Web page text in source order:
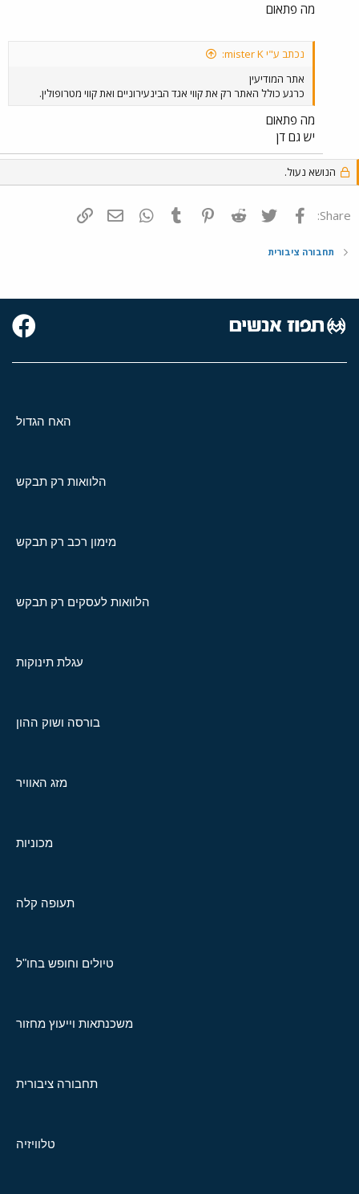
מה פתאום
נכתב ע"י mister K:
אתר המודיעין
כרגע כולל האתר רק את קווי אגד הבינעירוניים ואת קווי מטרופולין.
מה פתאום
יש גם דן
הנושא נעול.
Share: פייסבוק Twitter
Reddit
Pinterest
Tumblr
WhatsAppדואר אלקטרוני
תחבורה ציבורית
האח הגדול
הלוואות רק תבקש
מימון רכב רק תבקש
הלוואות לעסקים רק תבקש
עגלת תינוקות
בורסה ושוק ההון
מזג האוויר
מכוניות
תעופה קלה
טיולים וחופש בחו"ל
משכנתאות וייעוץ מחזור
תחבורה ציבורית
טלוויזיה